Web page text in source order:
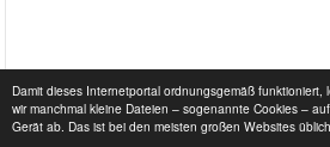
Damit dieses Internetportal ordnungsgemäß funktioniert,
wir manchmal kleine Dateien – sogenannte Cookies –
Gerät ab. Das ist bei den meisten großen Websites